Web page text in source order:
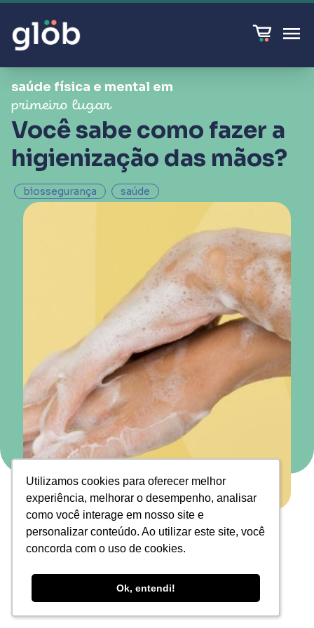
Utilizamos cookies para oferecer melhor
experiência, melhorar o desempenho, analisar
como você interage em nosso site e
personalizar conteúdo. Ao utilizar este site, você
concorda com o uso de cookies.
Ok, entendi!
Utilizamos cookies para oferecer melhor
experiência, melhorar o desempenho, analisar
como você interage em nosso site e
personalizar conteúdo. Ao utilizar este site, você
concorda com o uso de cookies.
Ok, entendi!
saúde física e mental em
primeiro lugar
Você sabe como fazer a
higienização das mãos?
biossegurança saúde
Time Glöfi
24 de agosto de 2023